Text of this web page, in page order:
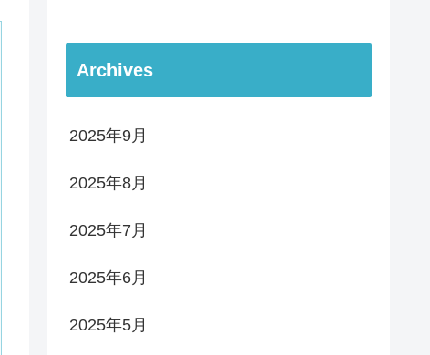
Archives
2025年9月
2025年8月
2025年7月
2025年6月
2025年5月